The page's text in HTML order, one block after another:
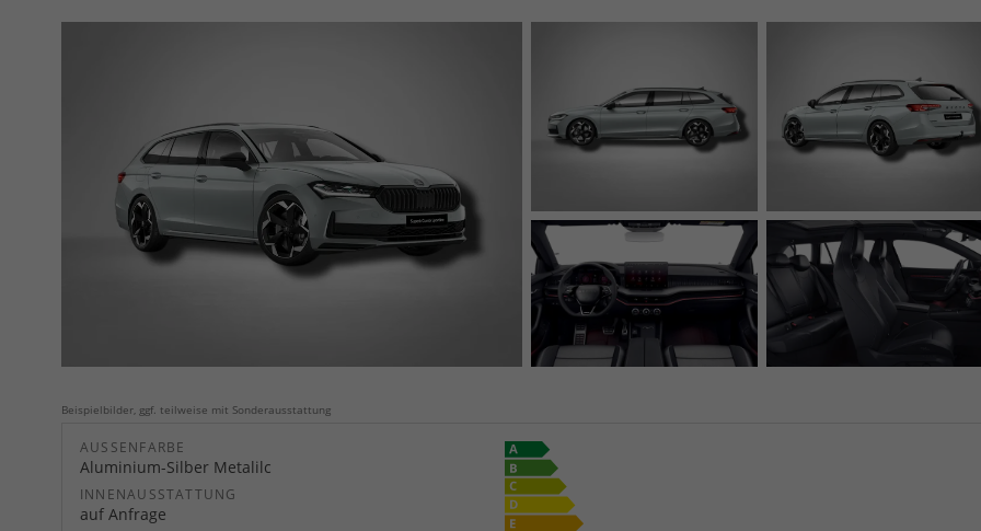
Beispielbilder, ggf. teilweise mit Sonderausstattung
AUSSENFARBE
Aluminium-Silber Metalilc
INNENAUSSTATTUNG
auf Anfrage